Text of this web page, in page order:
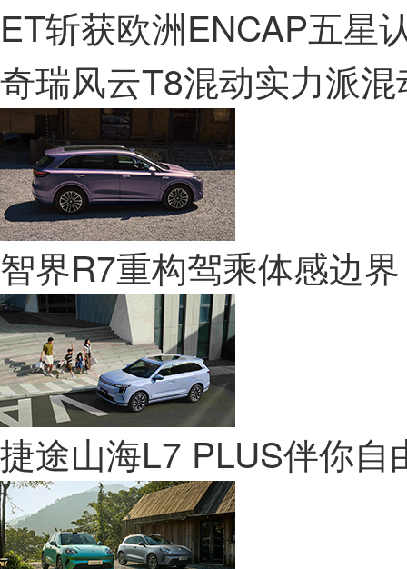
ET斩获欧洲ENCAP五星
奇瑞风云T8混动实力派
智界R7重构驾乘体感边界
捷途山海L7 PLUS伴你自